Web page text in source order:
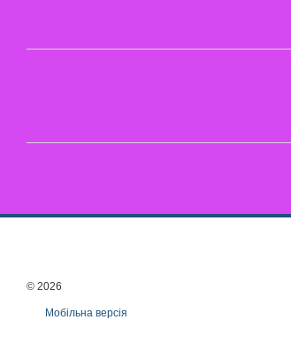
© 2026
Мобільна версія